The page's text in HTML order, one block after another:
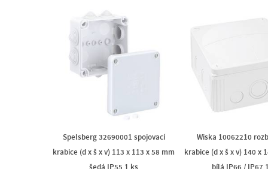
Spelsberg 32690001 spojovací
krabice (d x š x v) 113 x 113 x 58 mm
šedá IP55 1 ks
Wiska 10062210
krabice (d x š x v) 140 x
bílá IP66 / IP67